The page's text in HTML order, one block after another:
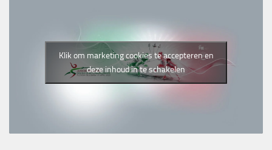
Klik om marketing cookies te accepteren en
deze inhoud in te schakelen